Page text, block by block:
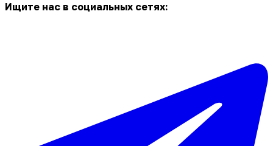
Ищите нас в социальных сетях: